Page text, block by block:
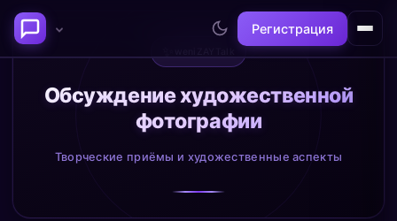
Регистрация
Последние темы
Философия сознания:
где граница между "я" и
Нейронаука и
реальность
Обсуждение художественной
фотографии
Творческие приёмы и художественные аспекты